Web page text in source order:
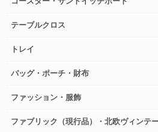
テーブルクロス
トレイ
バッグ・ポーチ・財布
ファッション・服飾
ファブリック（現行品）・北欧ヴィンテ